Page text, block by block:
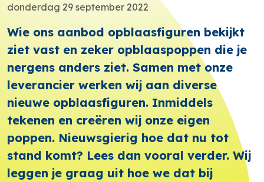
donderdag 29 september 2022
Wie ons aanbod opblaasfiguren bekijkt
ziet vast en zeker opblaaspoppen die je
nergens anders ziet. Samen met onze
leverancier werken wij aan diverse
nieuwe opblaasfiguren. Inmiddels
tekenen en creëren wij onze eigen
poppen. Nieuwsgierig hoe dat nu tot
stand komt? Lees dan vooral verder. Wij
leggen je graag uit hoe we dat bij